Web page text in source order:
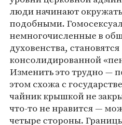
люди начинают окружать
подобными.
немногочисленные в
духовенства, становятся
консолидированной
Изменить это трудно —
этом схожа с
чайник крышкой не
что-то не нравится —
четыре стороны.